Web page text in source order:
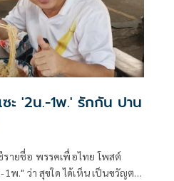
'2น.-1พ.' รักกัน ปาน
ายชื่อ พรรคเพื่อไทย โพสต์
พ." ว่า สุขใด ได้เห็น เป็นขวัญตา